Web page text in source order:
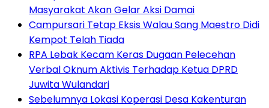
Masyarakat Akan Gelar Aksi Damai
Campursari Tetap Eksis Walau Sang Maestro Didi
Kempot Telah Tiada
RPA Lebak Kecam Keras Dugaan Pelecehan
Verbal Oknum Aktivis Terhadap Ketua DPRD
Juwita Wulandari
Sebelumnya Lokasi Koperasi Desa Kakenturan